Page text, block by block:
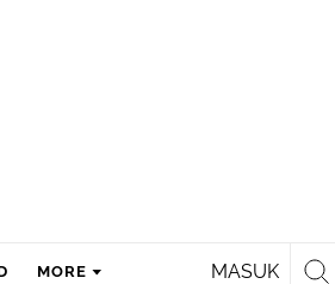
MASUK
MORE